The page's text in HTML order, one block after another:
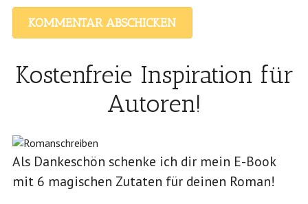
Kostenfreie Inspiration für
Autoren!
Als Dankeschön schenke ich dir mein E-Book
mit 6 magischen Zutaten für deinen Roman!